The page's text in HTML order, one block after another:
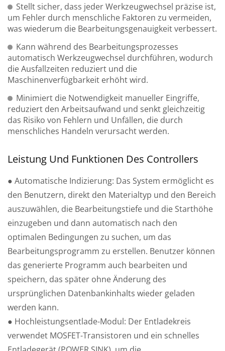
Stellt sicher, dass jeder Werkzeugwechsel präzise ist,
um Fehler durch menschliche Faktoren zu vermeiden,
was wiederum die Bearbeitungsgenauigkeit verbessert.
Kann während des Bearbeitungsprozesses
automatisch Werkzeugwechsel durchführen, wodurch
die Ausfallzeiten reduziert und die
Maschinenverfügbarkeit erhöht wird.
Minimiert die Notwendigkeit manueller Eingriffe,
reduziert den Arbeitsaufwand und senkt gleichzeitig
das Risiko von Fehlern und Unfällen, die durch
menschliches Handeln verursacht werden.
Leistung Und Funktionen Des Controllers
● Automatische Indizierung: Das System ermöglicht es
den Benutzern, direkt den Materialtyp und den Bereich
auszuwählen, die Bearbeitungstiefe und die Starthöhe
einzugeben und dann automatisch nach den
optimalen Bedingungen zu suchen, um das
Bearbeitungsprogramm zu erstellen. Benutzer können
das generierte Programm auch bearbeiten und
speichern, das später ohne Änderung des
ursprünglichen Datenbankinhalts wieder geladen
werden kann.
● Hochleistungsentlade-Modul: Der Entladekreis
verwendet MOSFET-Transistoren und ein schnelles